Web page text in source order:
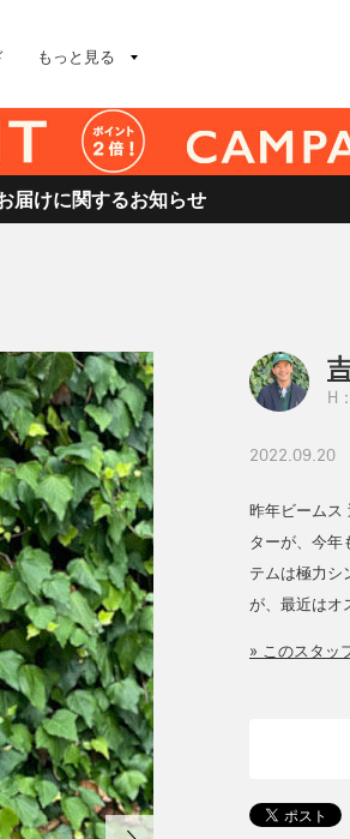
もっと見る
届けに関するお知らせ
H
2022.09.20
昨年ビームス
ターが、今年
テムは極力シ
が、最近はオ
» このスタッ